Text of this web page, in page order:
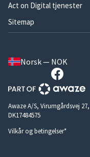
Act on Digital tjenester
Sitemap
Norsk — NOK
Awaze A/S, Virumgårdsvej
DK17484575
Vilkår og betingelser*